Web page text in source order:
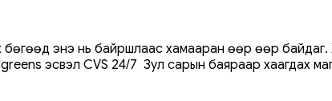
энэ нь байршлаас хамааран өөр өөр байдаг.
эсвэл CVS 24/7 Зул сарын баяраар хаагдах